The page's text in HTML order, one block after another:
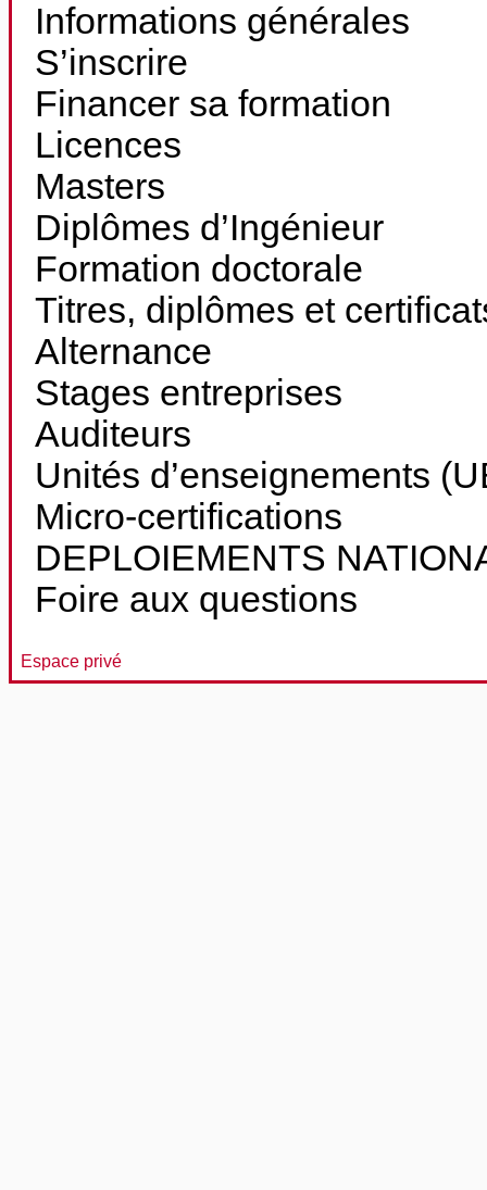
Informations générales
S’inscrire
Financer sa formation
Licences
Masters
Diplômes d’Ingénieur
Formation doctorale
Titres, diplômes et
Alternance
Stages entreprises
Auditeurs
Unités d’enseignements
Micro-certifications
DEPLOIEMENTS
Foire aux questions
Espace privé